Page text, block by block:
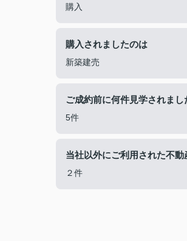
購入
購入されましたのは
新築建売
ご成約前に何件見学されまし
5件
当社以外にご利用された不動
２件